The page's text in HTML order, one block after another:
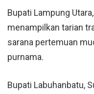
Bupati Lampung
menampilkan tarian
sarana pertemuan
purnama.
Bupati Labuhanbatu,